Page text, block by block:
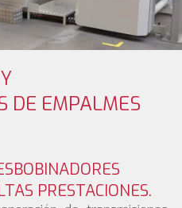
DE EMPALMES
PRESTACIONES.